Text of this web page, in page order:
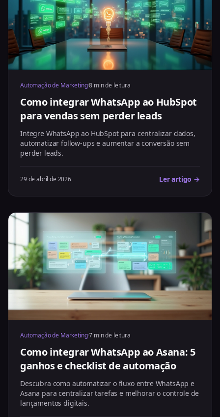
Automação de Marketing·8 min de leitura
Como integrar WhatsApp ao HubSpot
para vendas sem perder leads
Integre WhatsApp ao HubSpot para centralizar dados,
automatizar follow-ups e aumentar a conversão sem
perder leads.
29 de abril de 2026 Ler artigo →
Automação de Marketing·7 min de leitura
Como integrar WhatsApp ao Asana: 5
ganhos e checklist de automação
Descubra como automatizar o fluxo entre WhatsApp e
Asana para centralizar tarefas e melhorar o controle de
lançamentos digitais.